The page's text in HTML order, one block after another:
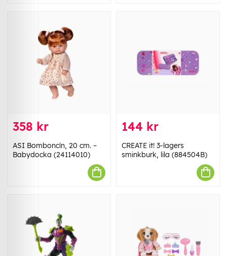
358 kr
ASI Bomboncín, 20 cm. –
Babydocka (24114010)
144 kr
CREATE it! 3-lagers
sminkburk, lila (884504B)